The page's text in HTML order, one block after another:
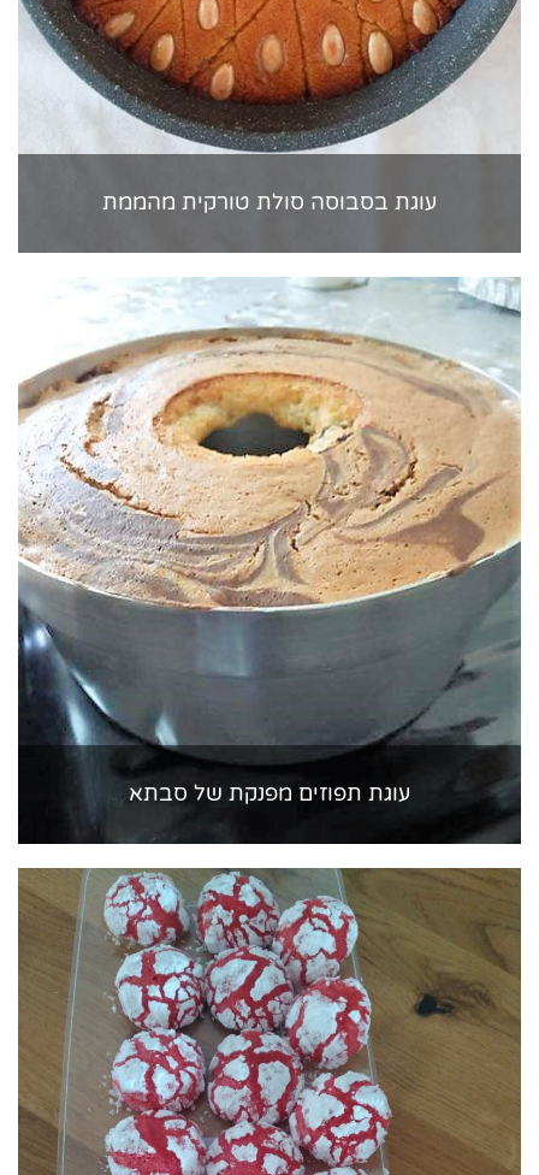
עוגת בסבוסה סולת טורקית מהממת
עוגת תפוזים מפנקת של סבתא